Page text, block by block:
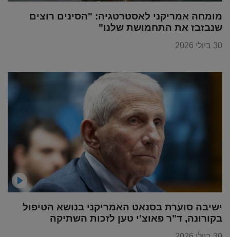
מומחה אמריקני לאסטרטגיה: "הסינים רוצים
שנבזבז את התחמושת שלנו"
30 ביולי 2026
ישיבה סוערת בסנאט האמריקני בנושא הטיפול
בקורונה, ד"ר פאוצ'י טען לזכות השתיקה